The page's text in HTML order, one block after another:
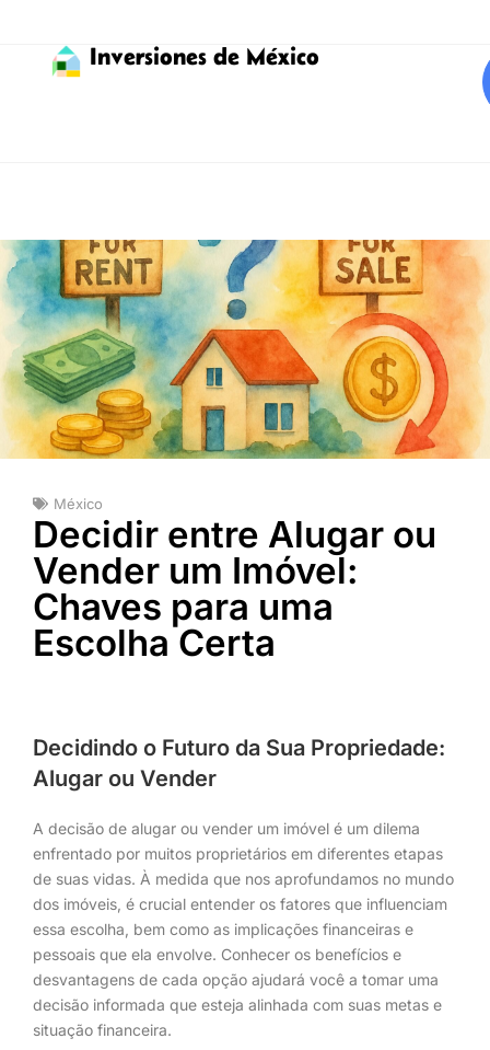
Inversiones de México
México
Decidir entre Alugar ou
Vender um Imóvel:
Chaves para uma
Escolha Certa
Decidindo o Futuro da Sua Propriedade:
Alugar ou Vender
A decisão de alugar ou vender um imóvel é um dilema
enfrentado por muitos proprietários em diferentes etapas
de suas vidas. À medida que nos aprofundamos no mundo
dos imóveis, é crucial entender os fatores que influenciam
essa escolha, bem como as implicações financeiras e
pessoais que ela envolve. Conhecer os benefícios e
desvantagens de cada opção ajudará você a tomar uma
decisão informada que esteja alinhada com suas metas e
situação financeira.